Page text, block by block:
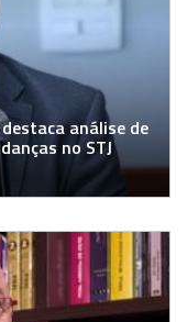
análise de
no STJ